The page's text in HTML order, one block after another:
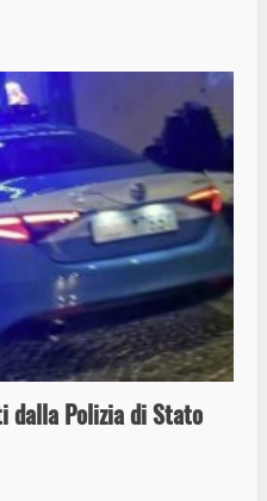
dalla Polizia di Stato